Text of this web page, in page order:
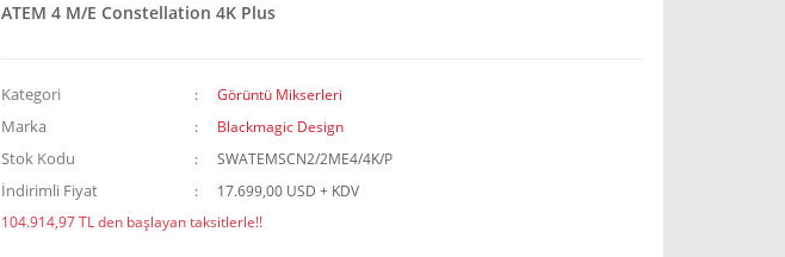
ATEM 4 M/E Constellation 4K Plus
Kategori Görüntü Mikserleri
Marka Blackmagic Design
Stok Kodu SWATEMSCN2/2ME4/4K/P
İndirimli Fiyat
17.699,00 USD + KDV
104.914,97 TL den başlayan taksitlerle!!